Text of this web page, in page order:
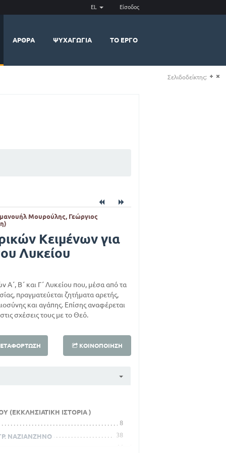
EL Είσοδος
ΆΡΘΡΑ ΨΥΧΑΓΩΓΊΑ ΤΟ ΈΡΓΟ
Μουρούλης, Γεώργιος
Κειμένων για
Λυκείου
Α΄, Β΄ και Γ΄ Λυκείου που, μέσα από τα
πραγματεύεται ζητήματα αρετής,
και αγάπης. Επίσης αναφέρεται
σχέσεις τους με το Θεό.
ΚΟΙΝΟΠΟΊΗΣΗ
(ΕΚΚΛΗΣΙΑΤΙΚΗ ΙΣΤΟΡΙΑ )
8
ΝΑΖΙΑΝΖΗΝΟ
38
44
Σελιδοδείκτης: